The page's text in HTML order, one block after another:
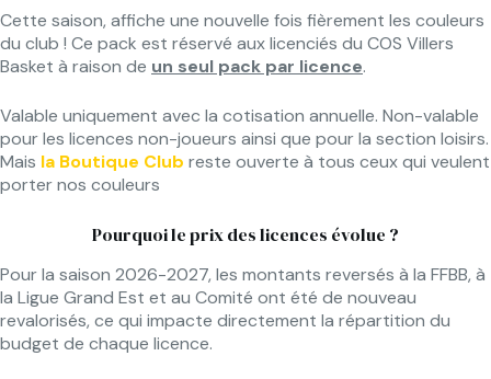
Cette saison, affiche une nouvelle fois fièrement les couleurs
du club ! Ce pack est réservé aux licenciés du COS Villers
Basket à raison de un seul pack par licence.
Valable uniquement avec la cotisation annuelle. Non-valable
pour les licences non-joueurs ainsi que pour la section loisirs.
Mais la Boutique Club reste ouverte à tous ceux qui veulent
porter nos couleurs
Pourquoi le prix des licences évolue ?
Pour la saison 2026-2027, les montants reversés à la FFBB, à
la Ligue Grand Est et au Comité ont été de nouveau
revalorisés, ce qui impacte directement la répartition du
budget de chaque licence.